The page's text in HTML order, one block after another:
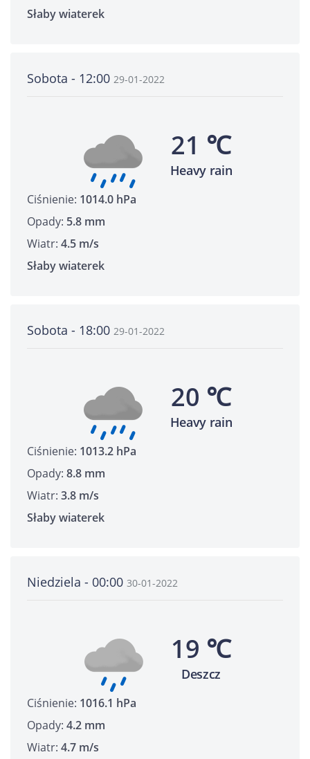
Słaby wiaterek
Sobota - 12:00 29-01-2022
21 ℃
Heavy rain
Ciśnienie: 1014.0 hPa
Opady: 5.8 mm
Wiatr: 4.5 m/s
Słaby wiaterek
Sobota - 18:00 29-01-2022
20 ℃
Heavy rain
Ciśnienie: 1013.2 hPa
Opady: 8.8 mm
Wiatr: 3.8 m/s
Słaby wiaterek
Niedziela - 00:00 30-01-2022
19 ℃
Deszcz
Ciśnienie: 1016.1 hPa
Opady: 4.2 mm
Wiatr: 4.7 m/s